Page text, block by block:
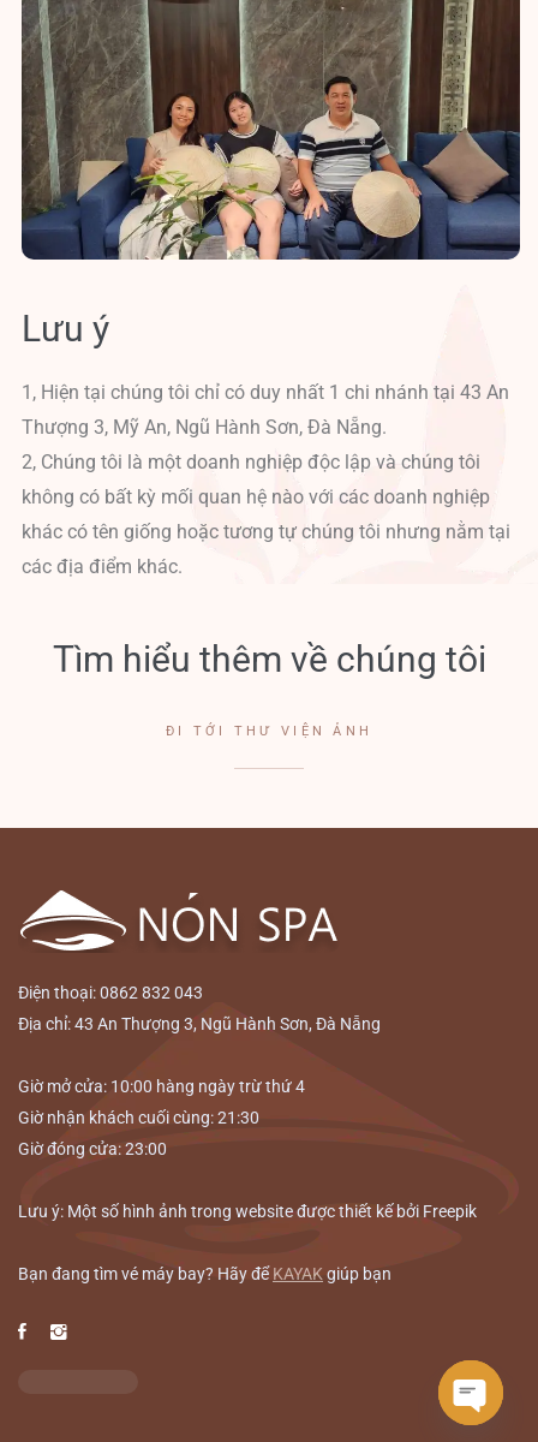
Lưu ý
1, Hiện tại chúng tôi chỉ có duy nhất 1 chi nhánh tại 43 An
Thượng 3, Mỹ An, Ngũ Hành Sơn, Đà Nẵng.
2, Chúng tôi là một doanh nghiệp độc lập và chúng tôi
không có bất kỳ mối quan hệ nào với các doanh nghiệp
khác có tên giống hoặc tương tự chúng tôi nhưng nằm tại
các địa điểm khác.
Tìm hiểu thêm về chúng tôi
ĐI TỚI THƯ VIỆN ẢNH
Điện thoại: 0862 832 043
Địa chỉ: 43 An Thượng 3, Ngũ Hành Sơn, Đà Nẵng
Giờ mở cửa: 10:00 hàng ngày trừ thứ 4
Giờ nhận khách cuối cùng: 21:30
Giờ đóng cửa: 23:00
Lưu ý: Một số hình ảnh trong website được thiết kế bởi Freepik
Bạn đang tìm vé máy bay? Hãy đểKAYAKgiúp bạn